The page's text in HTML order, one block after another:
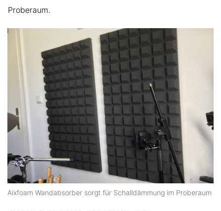
Proberaum.
Aixfoam Wandabsorber sorgt für Schalldämmung im Proberaum